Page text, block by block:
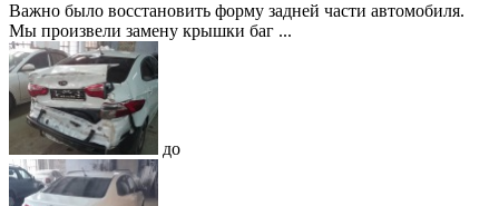
Важно было восстановить форму задней части автомобиля.
Мы произвели замену крышки баг ...
до